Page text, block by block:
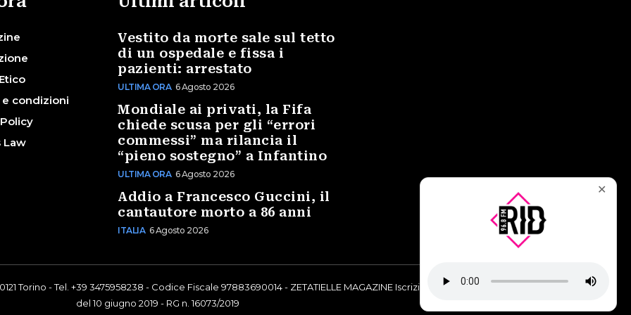
condizioni
Law
Vestito da morte sale sul tetto
di un ospedale e fissa i
pazienti: arrestato
ULTIMA ORA 6 Agosto 2026
Mondiale ai privati, la Fifa
chiede scusa per gli “errori
commessi” ma rilancia il
“pieno sostegno” a Infantino
ULTIMA ORA 6 Agosto 2026
Addio a Francesco Guccini, il
cantautore morto a 86 anni
ITALIA 6 Agosto 2026
Torino - Tel. +39 3475958238 - Codice Fiscale 97883690014 - ZETATIELLE MAGAZINE Iscrizione al Tribunale di Torino n° 9748/2019
del 10 giugno 2019 - RG n. 16073/2019
✕